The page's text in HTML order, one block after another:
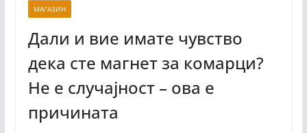
МАГАЗИН
Дали и вие имате чувство
дека сте магнет за комарци?
Не е случајност – ова е
причината